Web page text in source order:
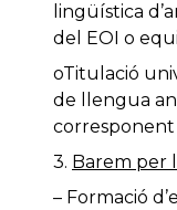
lingüística
del EOI o
oTitulació
de llengua
3. Barem per
– Formació